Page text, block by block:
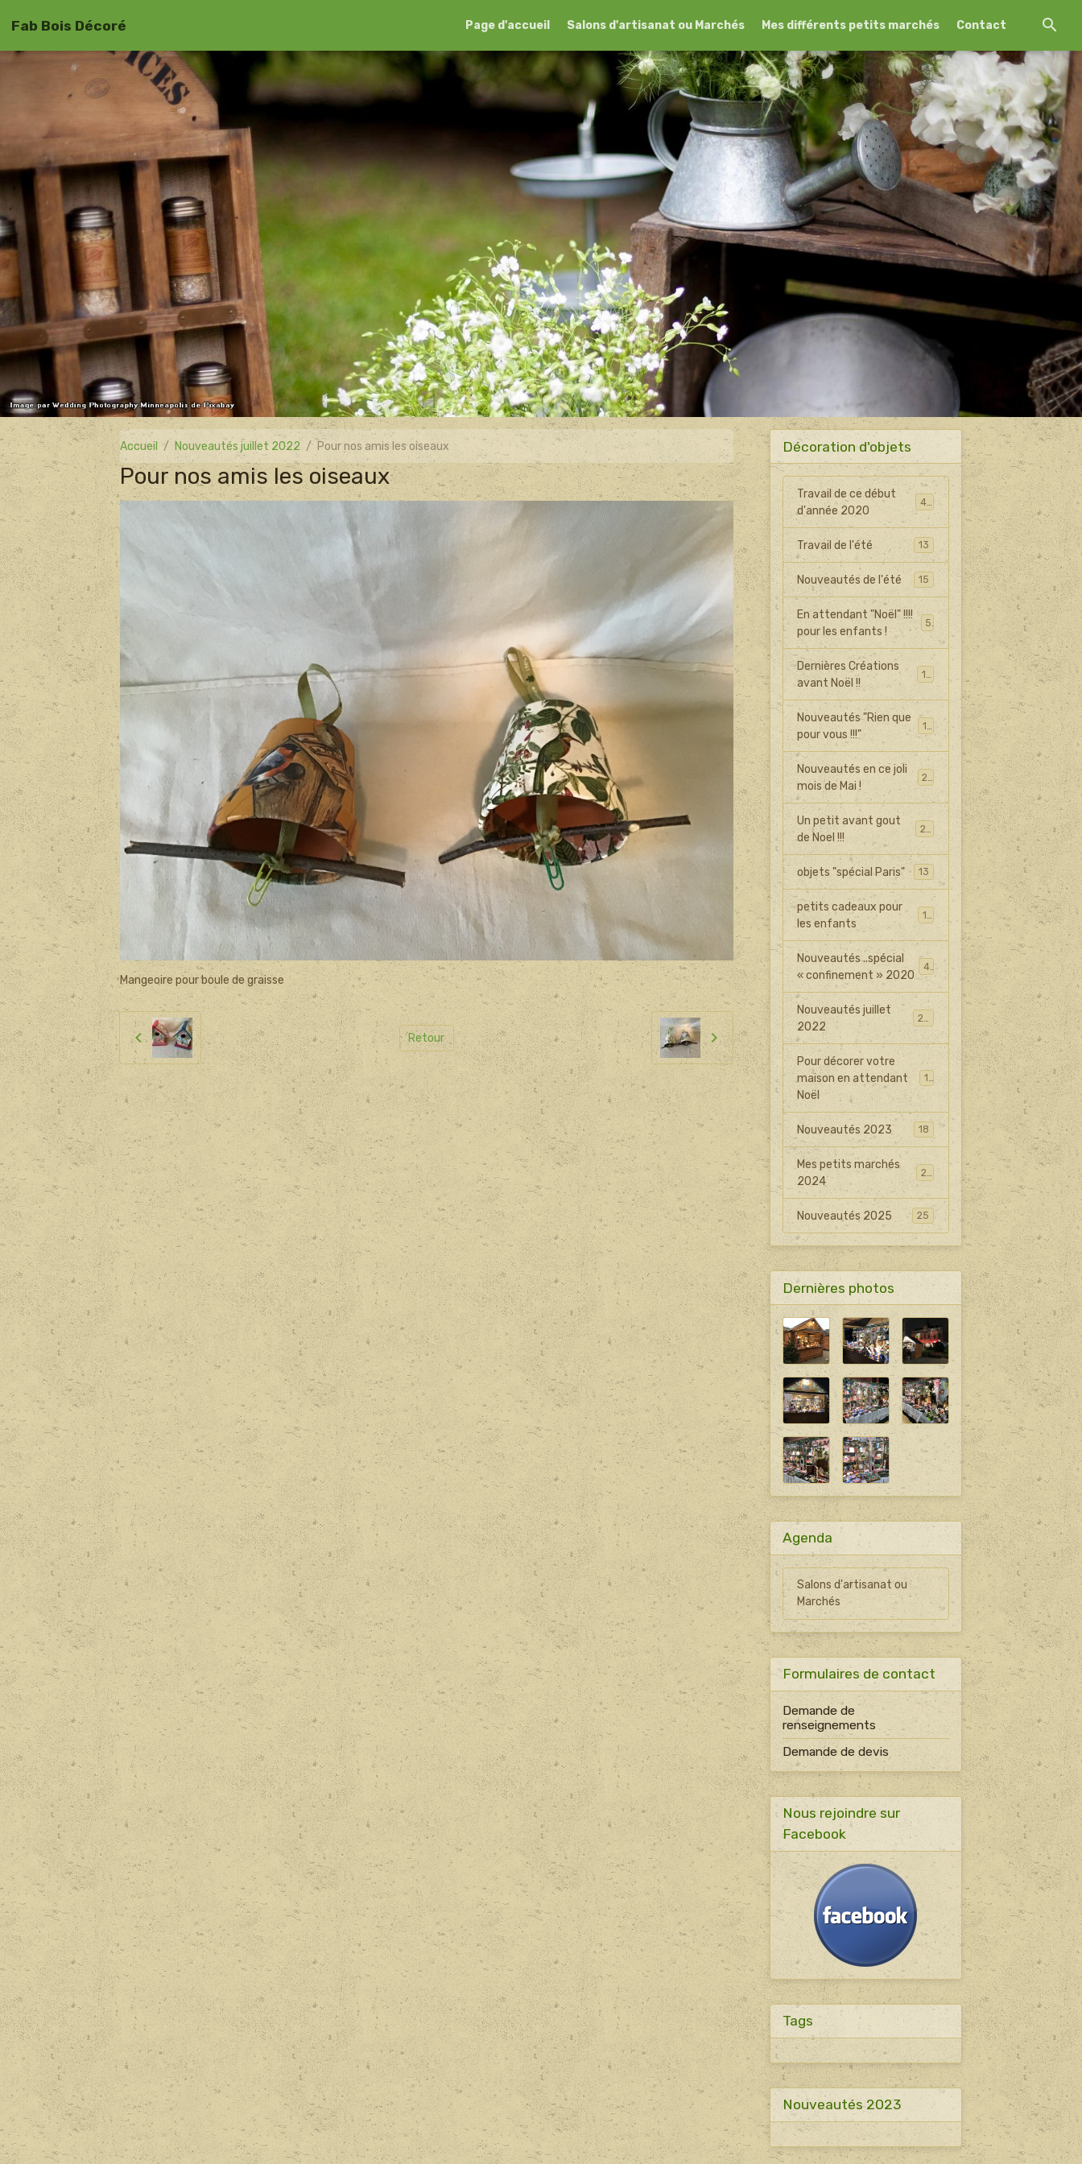
Fab Bois Décoré Page d'accueil Salons d'artisanat ou Marchés Mes différents petits marchés Contact
Accueil Nouveautés juillet 2022 Pour nos amis les oiseaux
Pour nos amis les oiseaux
Mangeoire pour boule de graisse
Retour
Décoration d'objets
Travail de ce début
d'année 2020
Travail de l'été 13
Nouveautés de l'été 15
En attendant "Noël" !!!!
pour les enfants !
Dernières Créations
avant Noël !!
Nouveautés "Rien que
pour vous !!!"
Nouveautés en ce joli
mois de Mai !
Un petit avant gout
de Noel !!!
objets "spécial Paris" 13
petits cadeaux pour
les enfants
Nouveautés ..spécial
« confinement » 2020
41
Nouveautés juillet
2022
Pour décorer votre
maison en attendant
Noël
15
Nouveautés 2023 18
Mes petits marchés
2024
Nouveautés 2025 25
Dernières photos
Agenda
Salons d'artisanat ou
Marchés
Formulaires de contact
Demande de
renseignements
Demande de devis
Nous rejoindre sur
Facebook
Tags
Nouveautés 2023